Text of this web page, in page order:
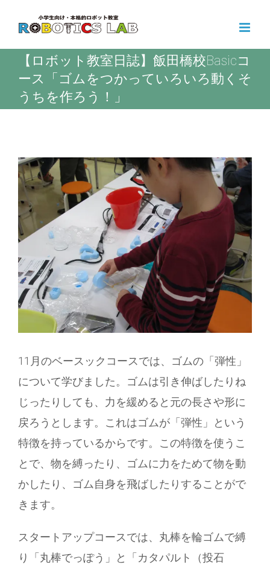
content
【ロボット教室日誌】飯田橋校Basicコ
ース「ゴムをつかっていろいろ動くそ
うちを作ろう！」
View
Larger
Image
11月のベースックコースでは、ゴムの「弾性」
について学びました。ゴムは引き伸ばしたりね
じったりしても、力を緩めると元の長さや形に
戻ろうとします。これはゴムが「弾性」という
特徴を持っているからです。この特徴を使うこ
とで、物を縛ったり、ゴムに力をためて物を動
かしたり、ゴム自身を飛ばしたりすることがで
きます。
スタートアップコースでは、丸棒を輪ゴムで縛
り「丸棒でっぽう」と「カタパルト（投石